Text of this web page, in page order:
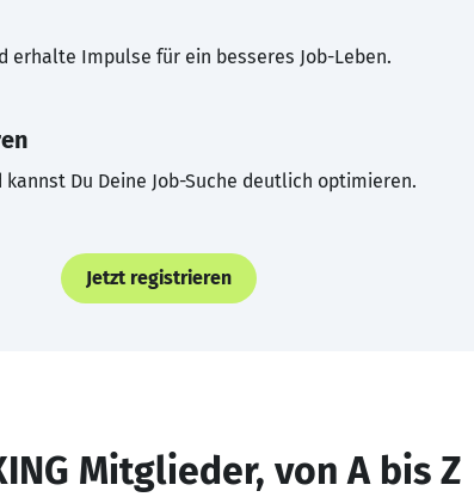
erhalte Impulse für ein besseres Job-Leben.
Du Deine Job-Suche deutlich optimieren.
Jetzt registrieren
Mitglieder, von A bis Z